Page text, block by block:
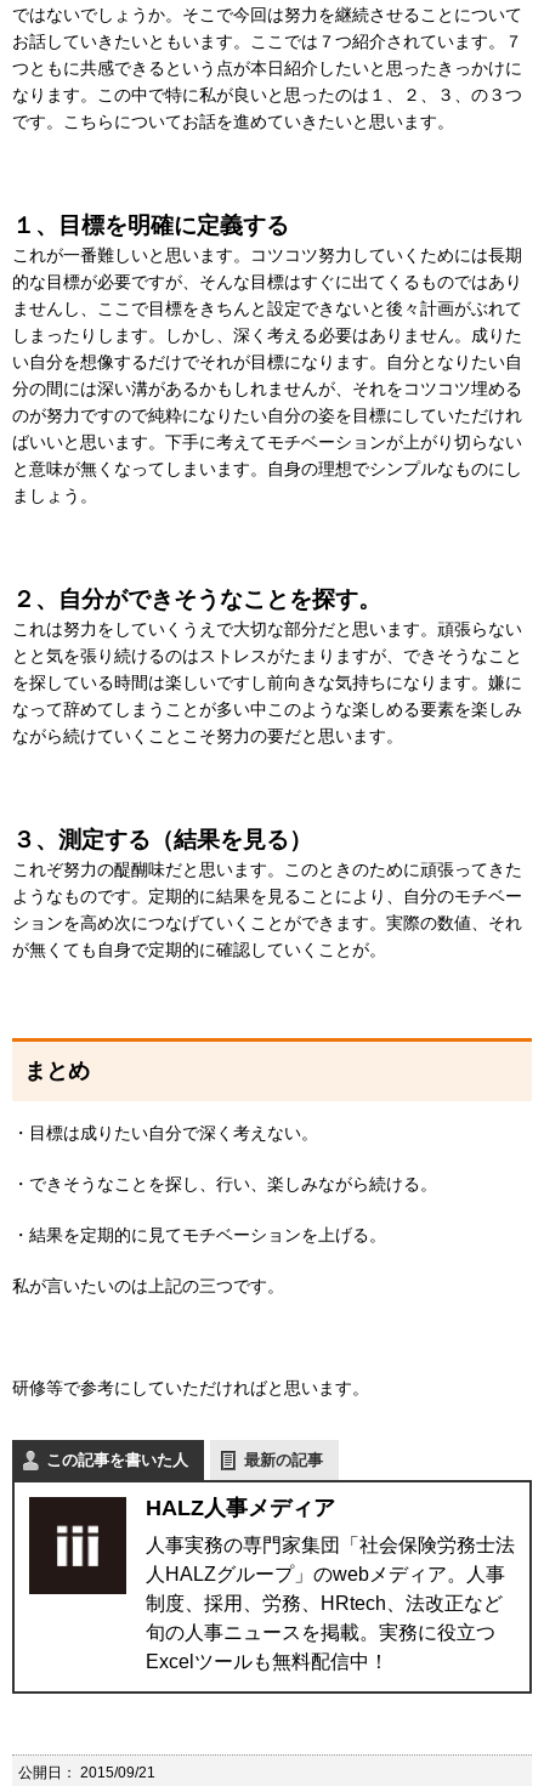
ではないでしょうか。そこで今回は努力を継続させることについて
お話していきたいともいます。ここでは７つ紹介されています。７
つともに共感できるという点が本日紹介したいと思ったきっかけに
なります。この中で特に私が良いと思ったのは１、２、３、の３つ
です。こちらについてお話を進めていきたいと思います。
１、目標を明確に定義する
これが一番難しいと思います。コツコツ努力していくためには長期
的な目標が必要ですが、そんな目標はすぐに出てくるものではあり
ませんし、ここで目標をきちんと設定できないと後々計画がぶれて
しまったりします。しかし、深く考える必要はありません。成りた
い自分を想像するだけでそれが目標になります。自分となりたい自
分の間には深い溝があるかもしれませんが、それをコツコツ埋める
のが努力ですので純粋になりたい自分の姿を目標にしていただけれ
ばいいと思います。下手に考えてモチベーションが上がり切らない
と意味が無くなってしまいます。自身の理想でシンプルなものにし
ましょう。
２、自分ができそうなことを探す。
これは努力をしていくうえで大切な部分だと思います。頑張らない
とと気を張り続けるのはストレスがたまりますが、できそうなこと
を探している時間は楽しいですし前向きな気持ちになります。嫌に
なって辞めてしまうことが多い中このような楽しめる要素を楽しみ
ながら続けていくことこそ努力の要だと思います。
３、測定する（結果を見る）
これぞ努力の醍醐味だと思います。このときのために頑張ってきた
ようなものです。定期的に結果を見ることにより、自分のモチベー
ションを高め次につなげていくことができます。実際の数値、それ
が無くても自身で定期的に確認していくことが。
まとめ
・目標は成りたい自分で深く考えない。
・できそうなことを探し、行い、楽しみながら続ける。
・結果を定期的に見てモチベーションを上げる。
私が言いたいのは上記の三つです。
研修等で参考にしていただければと思います。
この記事を書いた人 最新の記事
HALZ人事メディア
人事実務の専門家集団「社会保険労務士法
人HALZグループ」のwebメディア。人事
制度、採用、労務、HRtech、法改正など
旬の人事ニュースを掲載。実務に役立つ
Excelツールも無料配信中！
公開日： 2015/09/21